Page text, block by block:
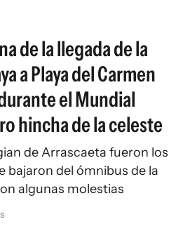
de la llegada de la
a Playa del Carmen
el Mundial
hincha de la celeste
de Arrascaeta fueron los
bajaron del ómnibus de la
algunas molestias